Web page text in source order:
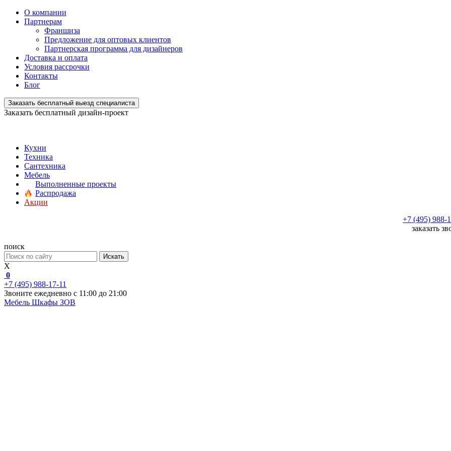
О компании
Партнерам
Франшиза
Предложение для оптовых клиентов
Партнерская программа для дизайнеров
Доставка и оплата
Условия рассрочки
Контакты
Блог
Заказать бесплатный выезд специалиста
Заказать бесплатный дизайн-проект
Кухни
Техника
Сантехника
Мебель
Выполненные проекты
Распродажа
Акции
+7 (495) 988-
заказать
поиск
Искать
X
0
+7 (495) 988-17-11
Звоните ежедневно с 11:00 до 21:00
Мебель Шкафы ЗОВ